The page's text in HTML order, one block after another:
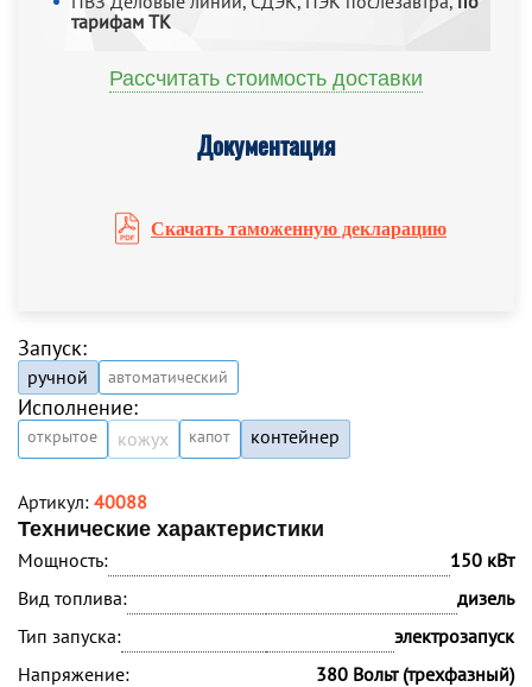
тарифам ТК
Рассчитать стоимость доставки
Документация
Скачать таможенную декларацию
Запуск:
ручной автоматический
Исполнение:
открытое кожух капот контейнер
Артикул: 40088
Технические характеристики
Мощность:
150 кВт
Вид топлива:
дизель
Тип запуска:
электрозапуск
Напряжение:
380 Вольт (трехфазный)